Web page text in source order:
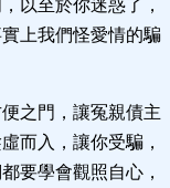
以至於你迷惑了，
上我們怪愛情的騙
之門，讓冤親債主
而入，讓你受騙，
要學會觀照自心，